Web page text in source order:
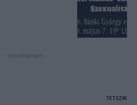
- Advertisement -
TETSZIK